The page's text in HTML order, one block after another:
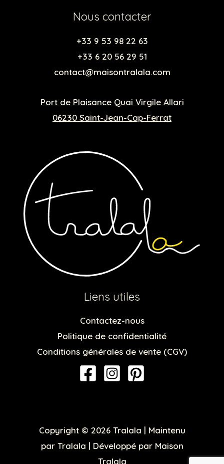
Nous contacter
+33 9 53 98 22 63
+33 6 20 56 29 51
contact@maisontralala.com
Port de Plaisance Quai Virgile Allari
06230 Saint-Jean-Cap-Ferrat
Liens utiles
Contactez-nous
Politique de confidentialité
Conditions générales de vente (CGV)
Copyright © 2026 Tralala | Maintenu
par Tralala | Développé par Maison
Tralala